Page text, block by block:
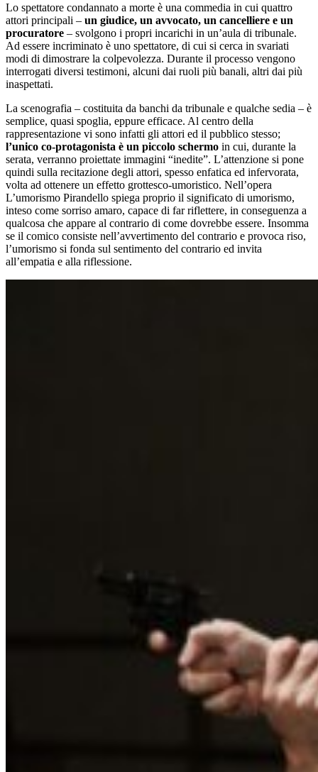
Lo spettatore condannato a morte è una commedia in cui quattro
attori principali – un giudice, un avvocato, un cancelliere e un
procuratore – svolgono i propri incarichi in un’aula di tribunale.
Ad essere incriminato è uno spettatore, di cui si cerca in svariati
modi di dimostrare la colpevolezza. Durante il processo vengono
interrogati diversi testimoni, alcuni dai ruoli più banali, altri dai più
inaspettati.
La scenografia – costituita da banchi da tribunale e qualche sedia – è
semplice, quasi spoglia, eppure efficace. Al centro della
rappresentazione vi sono infatti gli attori ed il pubblico stesso;
l’unico co-protagonista è un piccolo schermo in cui, durante la
serata, verranno proiettate immagini “inedite”. L’attenzione si pone
quindi sulla recitazione degli attori, spesso enfatica ed infervorata,
volta ad ottenere un effetto grottesco-umoristico. Nell’opera
L’umorismo Pirandello spiega proprio il significato di umorismo,
inteso come sorriso amaro, capace di far riflettere, in conseguenza a
qualcosa che appare al contrario di come dovrebbe essere. Insomma
se il comico consiste nell’avvertimento del contrario e provoca riso,
l’umorismo si fonda sul sentimento del contrario ed invita
all’empatia e alla riflessione.